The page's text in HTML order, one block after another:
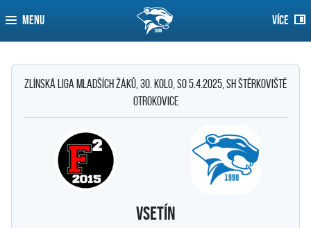
MENU VÍCE
Zlínská liga mladších žáků, 30. kolo, so 5.4.2025, SH Štěrkoviště
Otrokovice
Vsetín